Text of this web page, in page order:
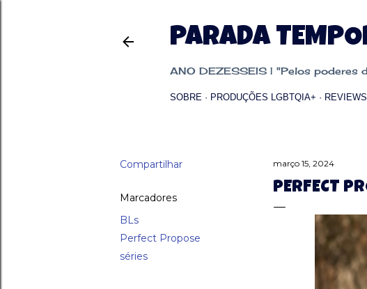
PARADA
ANO DEZESSEIS | "Pelos poderes
SOBRE PRODUÇÕES LGBTQIA+
Compartilhar
Marcadores
BLs
Perfect Propose
séries
março 15, 2024
PERFECT